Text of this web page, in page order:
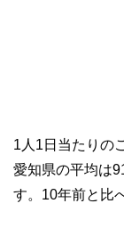
1人1日当たりの
愛知県の平均は
す。10年前と比